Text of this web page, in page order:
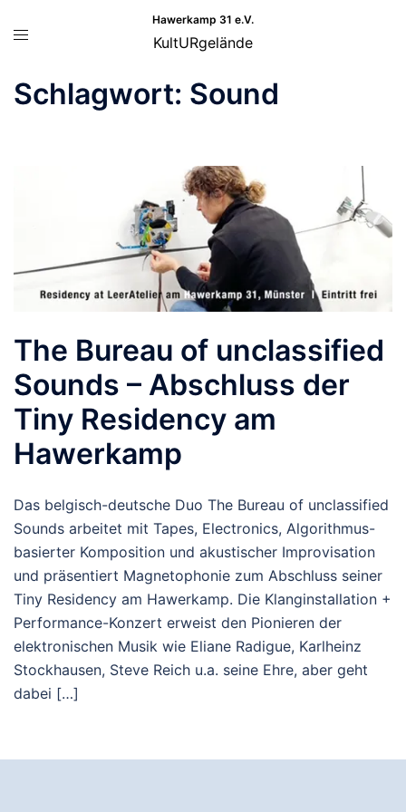
InhaltMenü
Hawerkamp 31 e.V.
KultURgelände
Schlagwort: Sound
The Bureau of unclassified
Sounds – Abschluss der
Tiny Residency am
Hawerkamp
Das belgisch-deutsche Duo The Bureau of unclassified
Sounds arbeitet mit Tapes, Electronics, Algorithmus-
basierter Komposition und akustischer Improvisation
und präsentiert Magnetophonie zum Abschluss seiner
Tiny Residency am Hawerkamp. Die Klanginstallation +
Performance-Konzert erweist den Pionieren der
elektronischen Musik wie Eliane Radigue, Karlheinz
Stockhausen, Steve Reich u.a. seine Ehre, aber geht
dabei […]